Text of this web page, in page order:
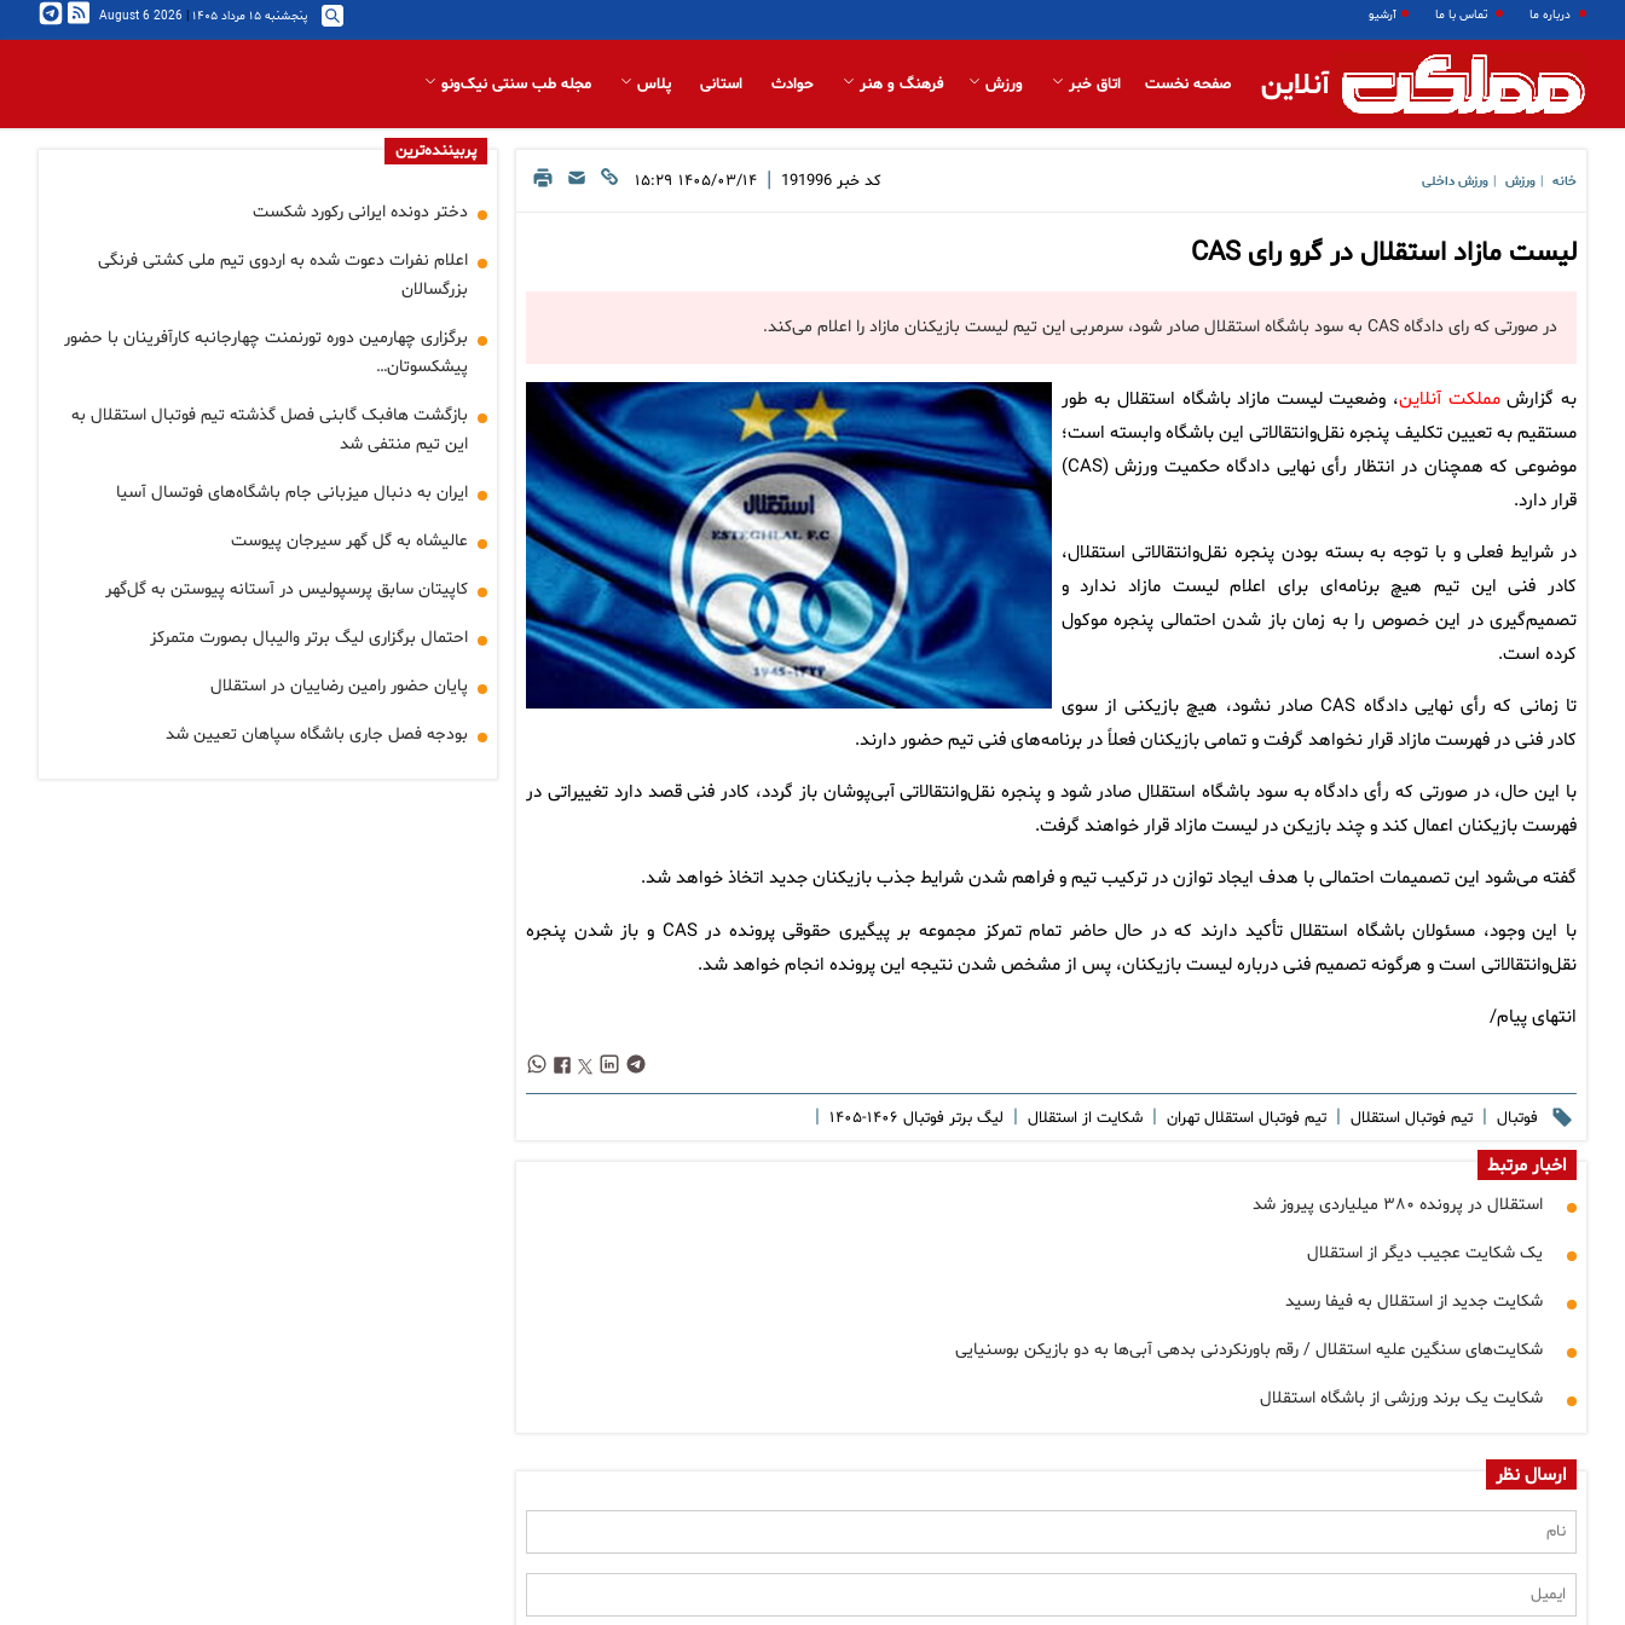
درباره ما تماس با ما آرشیو پنجشنبه ۱۵ مرداد ۱۴۰۵ |
2026 August 6
آنلاین صفحه نخست اتاق خبر ورزش فرهنگ و هنر حوادث استانی پلاس مجله طب سنتی نیک‌ونو
خانه ورزش ورزش داخلی کد خبر 191996
| ۱۴۰۵/۰۳/۱۴ ۱۵:۲۹
لیست مازاد استقلال در گرو رای CAS
در صورتی که رای دادگاه CAS به سود باشگاه استقلال صادر شود، سرمربی این تیم لیست بازیکنان مازاد را اعلام می‌کند.
به گزارشمملکت آنلاین، وضعیت لیست مازاد باشگاه استقلال به طور
مستقیم به تعیین تکلیف پنجره نقل‌وانتقالاتی این باشگاه وابسته است؛
موضوعی که همچنان در انتظار رأی نهایی دادگاه حکمیت ورزش (CAS)
قرار دارد.
در شرایط فعلی و با توجه به بسته بودن پنجره نقل‌وانتقالاتی استقلال،
کادر فنی این تیم هیچ برنامه‌ای برای اعلام لیست مازاد ندارد و
تصمیم‌گیری در این خصوص را به زمان باز شدن احتمالی پنجره موکول
کرده است.
تا زمانی که رأی نهایی دادگاه CAS صادر نشود، هیچ بازیکنی از سوی
کادر فنی در فهرست مازاد قرار نخواهد گرفت و تمامی بازیکنان فعلاً در برنامه‌های فنی تیم حضور دارند.
با این حال، در صورتی که رأی دادگاه به سود باشگاه استقلال صادر شود و پنجره نقل‌وانتقالاتی آبی‌پوشان باز گردد، کادر فنی قصد دارد تغییراتی در
فهرست بازیکنان اعمال کند و چند بازیکن در لیست مازاد قرار خواهند گرفت.
گفته می‌شود این تصمیمات احتمالی با هدف ایجاد توازن در ترکیب تیم و فراهم شدن شرایط جذب بازیکنان جدید اتخاذ خواهد شد.
با این وجود، مسئولان باشگاه استقلال تأکید دارند که در حال حاضر تمام تمرکز مجموعه بر پیگیری حقوقی پرونده در CAS و باز شدن پنجره
نقل‌وانتقالاتی است و هرگونه تصمیم فنی درباره لیست بازیکنان، پس از مشخص شدن نتیجه این پرونده انجام خواهد شد.
انتهای پیام/
فوتبال | تیم فوتبال استقلال | تیم فوتبال استقلال تهران | شکایت از استقلال | لیگ برتر فوتبال ۱۴۰۶-۱۴۰۵ |
اخبار مرتبط
استقلال در پرونده ۳۸۰ میلیاردی پیروز شد
یک شکایت عجیب دیگر از استقلال
شکایت جدید از استقلال به فیفا رسید
شکایت‌های سنگین علیه استقلال / رقم باورنکردنی بدهی آبی‌ها به دو بازیکن بوسنیایی
شکایت یک برند ورزشی از باشگاه استقلال
ارسال نظر
پربیننده‌ترین
دختر دونده ایرانی رکورد شکست
اعلام نفرات دعوت شده به اردوی تیم ملی کشتی فرنگی
بزرگسالان
برگزاری چهارمین دوره تورنمنت چهارجانبه کارآفرینان با حضور
پیشکسوتان…
بازگشت هافبک گابنی فصل گذشته تیم فوتبال استقلال به
این تیم منتفی شد
ایران به دنبال میزبانی جام باشگاه‌های فوتسال آسیا
عالیشاه به گل گهر سیرجان پیوست
کاپیتان سابق پرسپولیس در آستانه پیوستن به گل‌گهر
احتمال برگزاری لیگ برتر والیبال بصورت متمرکز
پایان حضور رامین رضاییان در استقلال
بودجه فصل جاری باشگاه سپاهان تعیین شد